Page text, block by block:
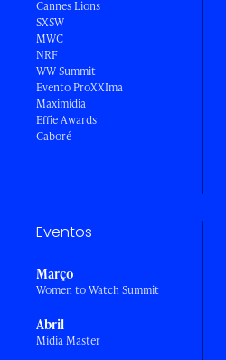
Cannes Lions
SXSW
MWC
NRF
WW Summit
Evento ProXXIma
Maximídia
Effie Awards
Caboré
Eventos
Março
Women to Watch Summit
Abril
Mídia Master